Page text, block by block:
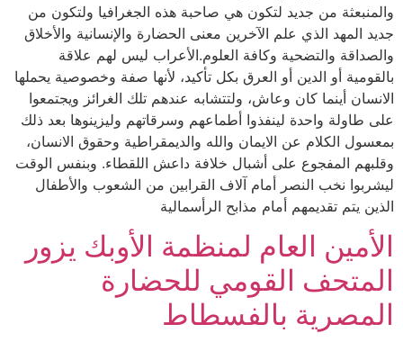
والمنبعثة من جديد لتكون هي صاحبة هذه الجغرافيا ولتكون من
جديد المهد الذي علم الآخرين معنى الحضارة والإنسانية والأخلاق
والصداقة والتضحية وكافة العلوم.الأعراب ليس لهم علاقة
بالقومية أو الدين أو العرق بكل تأكيد، لأنها صفة وخصوصية يحملها
الانسان أينما كان وعاش، ولتتشابه عندهم تلك الغرائز ويجتمعوا
على طاولة واحدة لينفذوا أطماعهم وسرقاتهم وليزينوها بعد ذلك
بمعسول الكلام عن الايمان والله والديمقراطية وحقوق الانسان،
وقلبهم المفجوع على أشبال خلافة داعش اللقطاء. وبنفس الوقت
ليشربوا نخب النصر أمام آلاف القرابين من الشعوب والأطفال
الذين يتم تقديمهم أمام مذابح الرأسمالية
الأمين العام لمنظمة الأوبك يزور
المتحف القومي للحضارة
المصرية بالفسطاط